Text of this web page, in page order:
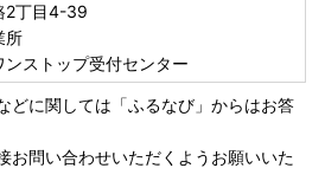
2丁目4-39
所
ストップ受付センター
どに関しては「ふるなび」からはお答
お問い合わせいただくようお願いいた